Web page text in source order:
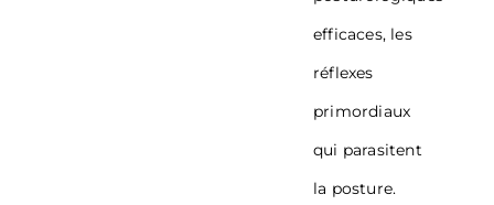
efficaces, les
réflexes
primordiaux
qui parasitent
la posture.